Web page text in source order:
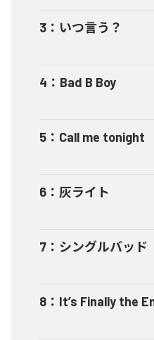
3 ： いつ言う？
4 ： Bad B Boy
5 ： Call me tonight
6 ： 灰ライト
7 ： シングルバッド
8 ： It’s Finally the